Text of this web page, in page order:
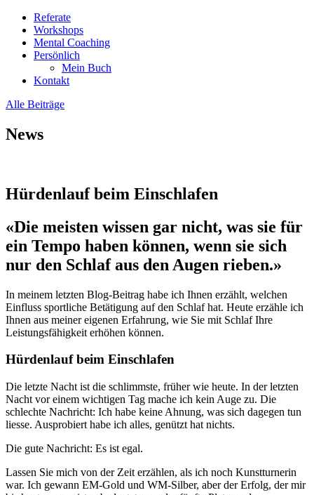
Referate
Workshops
Mental Coaching
Persönlich
Mein Buch
Kontakt
Alle Beiträge
News
Hürdenlauf beim Einschlafen
«Die meisten wissen gar nicht, was sie für
ein Tempo haben können, wenn sie sich
nur den Schlaf aus den Augen rieben.»
In meinem letzten Blog-Beitrag habe ich Ihnen erzählt, welchen
Einfluss sportliche Betätigung auf den Schlaf hat. Heute erzähle ich
Ihnen aus meiner eigenen Erfahrung, wie Sie mit Schlaf Ihre
Leistungsfähigkeit erhöhen können.
Hürdenlauf beim Einschlafen
Die letzte Nacht ist die schlimmste, früher wie heute. In der letzten
Nacht vor einem wichtigen Tag mache ich kein Auge zu. Die
schlechte Nachricht: Ich habe keine Ahnung, was sich dagegen tun
liesse. Ausprobiert habe ich alles, genützt hat nichts.
Die gute Nachricht: Es ist egal.
Lassen Sie mich von der Zeit erzählen, als ich noch Kunstturnerin
war. Ich gewann EM-Gold und WM-Silber, aber der Erfolg, der mir